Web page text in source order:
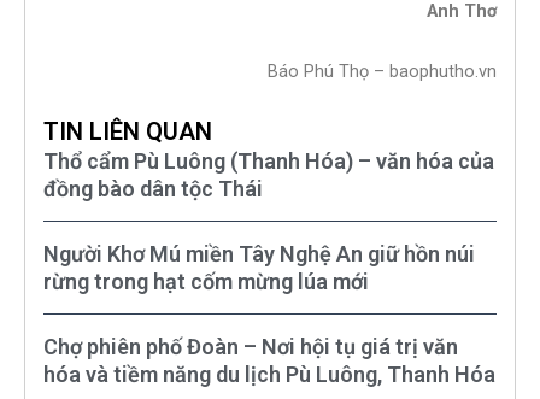
Anh Thơ
Báo Phú Thọ – baophutho.vn
TIN LIÊN QUAN
Thổ cẩm Pù Luông (Thanh Hóa) – văn hóa của
đồng bào dân tộc Thái
Người Khơ Mú miền Tây Nghệ An giữ hồn núi
rừng trong hạt cốm mừng lúa mới
Chợ phiên phố Đoàn – Nơi hội tụ giá trị văn
hóa và tiềm năng du lịch Pù Luông, Thanh Hóa